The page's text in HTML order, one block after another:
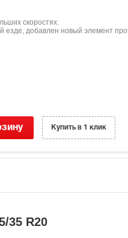
скоростях.
добавлен новый элемент
Купить в 1 клик
35 R20